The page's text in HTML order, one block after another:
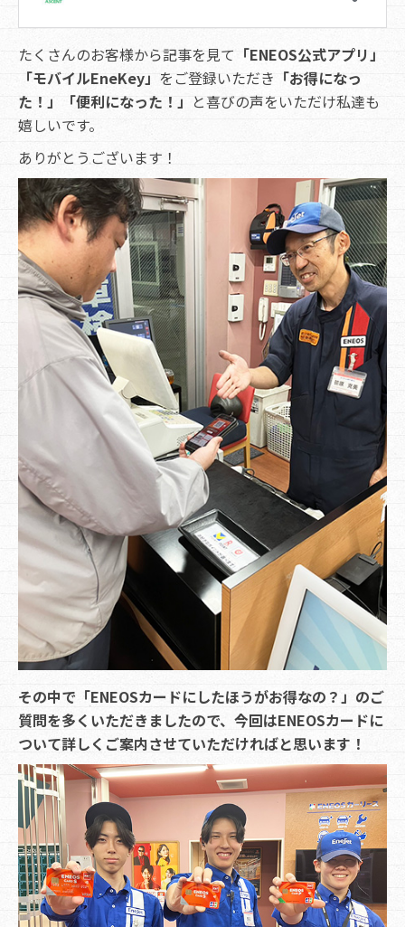
たくさんのお客様から記事を見て 「ENEOS公式アプリ」
「モバイルEneKey」 をご登録いただき 「お得になっ
た！」「便利になった！」 と喜びの声をいただけ私達も
嬉しいです。
ありがとうございます！
その中で「ENEOSカードにしたほうがお得なの？」のご
質問を多くいただきましたので、今回はENEOSカードに
ついて詳しくご案内させていただければと思います！